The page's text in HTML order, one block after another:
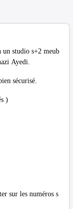
studio s+2 meub
Ayedi.
sécurisé.
)
sur les numéros s